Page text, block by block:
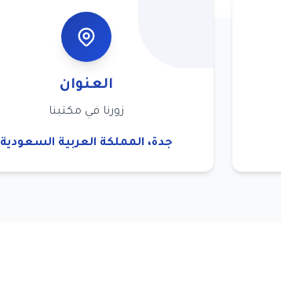
العنوان
زورنا في مكتبنا
جدة، المملكة العربية السعودية